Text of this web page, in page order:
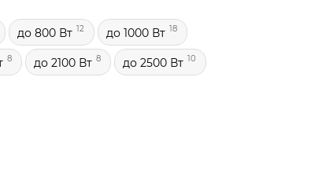
до 800 Вт 12 до 1000 Вт 18
8 до 2100 Вт 8 до 2500 Вт 10